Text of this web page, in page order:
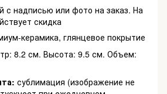
с надписью или фото на заказ. На
скидка
керамика, глянцевое покрытие
8.2 см. Высота: 9.5 см. Объем:
сублимация (изображение не